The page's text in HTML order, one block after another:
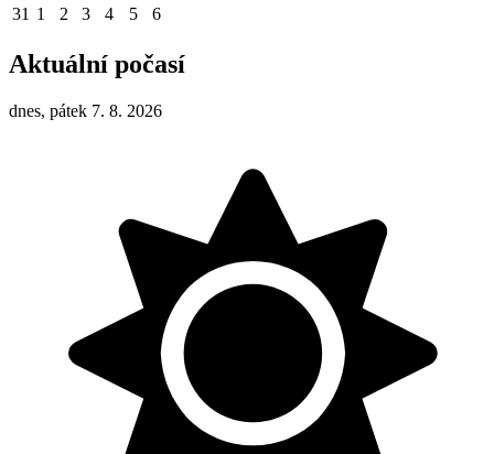
31 1 2 3 4 5 6
Aktuální počasí
dnes, pátek 7. 8. 2026